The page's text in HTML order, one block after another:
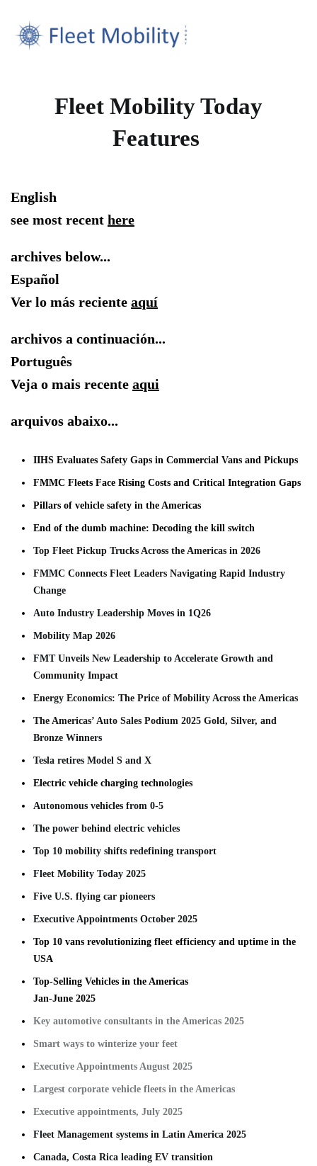
Fleet Mobility Today
Features
English
see most recent here
archives below...
Español
Ver lo más reciente aquí
archivos a continuación...
Português
Veja o mais recente aqui
arquivos abaixo...
IIHS Evaluates Safety Gaps in Commercial Vans and Pickups
FMMC Fleets Face Rising Costs and Critical Integration Gaps
Pillars of vehicle safety in the Americas
End of the dumb machine: Decoding the kill switch
Top Fleet Pickup Trucks Across the Americas in 2026
FMMC Connects Fleet Leaders Navigating Rapid Industry
Change
Auto Industry Leadership Moves in 1Q26
Mobility Map 2026
FMT Unveils New Leadership to Accelerate Growth and
Community Impact
Energy Economics: The Price of Mobility Across the Americas
The Americas’ Auto Sales Podium 2025 Gold, Silver, and
Bronze Winners
Tesla retires Model S and X
Electric vehicle charging technologies
Autonomous vehicles from 0-5
The power behind electric vehicles
Top 10 mobility shifts redefining transport
Fleet Mobility Today 2025
Five U.S. flying car pioneers
Executive Appointments October 2025
Top 10 vans revolutionizing fleet efficiency and uptime in the
USA
Top-Selling Vehicles in the Americas
Jan-June 2025
Key automotive consultants in the Americas 2025
Smart ways to winterize your feet
Executive Appointments August 2025
Largest corporate vehicle fleets in the Americas
Executive appointments, July 2025
Fleet Management systems in Latin America 2025
Canada, Costa Rica leading EV transition